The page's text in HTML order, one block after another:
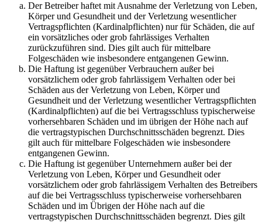
Der Betreiber haftet mit Ausnahme der Verletzung von Leben,
Körper und Gesundheit und der Verletzung wesentlicher
Vertragspflichten (Kardinalpflichten) nur für Schäden, die auf
ein vorsätzliches oder grob fahrlässiges Verhalten
zurückzuführen sind. Dies gilt auch für mittelbare
Folgeschäden wie insbesondere entgangenen Gewinn.
Die Haftung ist gegenüber Verbrauchern außer bei
vorsätzlichem oder grob fahrlässigem Verhalten oder bei
Schäden aus der Verletzung von Leben, Körper und
Gesundheit und der Verletzung wesentlicher Vertragspflichten
(Kardinalpflichten) auf die bei Vertragsschluss typischerweise
vorhersehbaren Schäden und im übrigen der Höhe nach auf
die vertragstypischen Durchschnittsschäden begrenzt. Dies
gilt auch für mittelbare Folgeschäden wie insbesondere
entgangenen Gewinn.
Die Haftung ist gegenüber Unternehmern außer bei der
Verletzung von Leben, Körper und Gesundheit oder
vorsätzlichem oder grob fahrlässigem Verhalten des Betreibers
auf die bei Vertragsschluss typischerweise vorhersehbaren
Schäden und im Übrigen der Höhe nach auf die
vertragstypischen Durchschnittsschäden begrenzt. Dies gilt